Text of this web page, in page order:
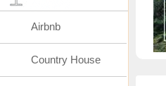
Airbnb
Country House